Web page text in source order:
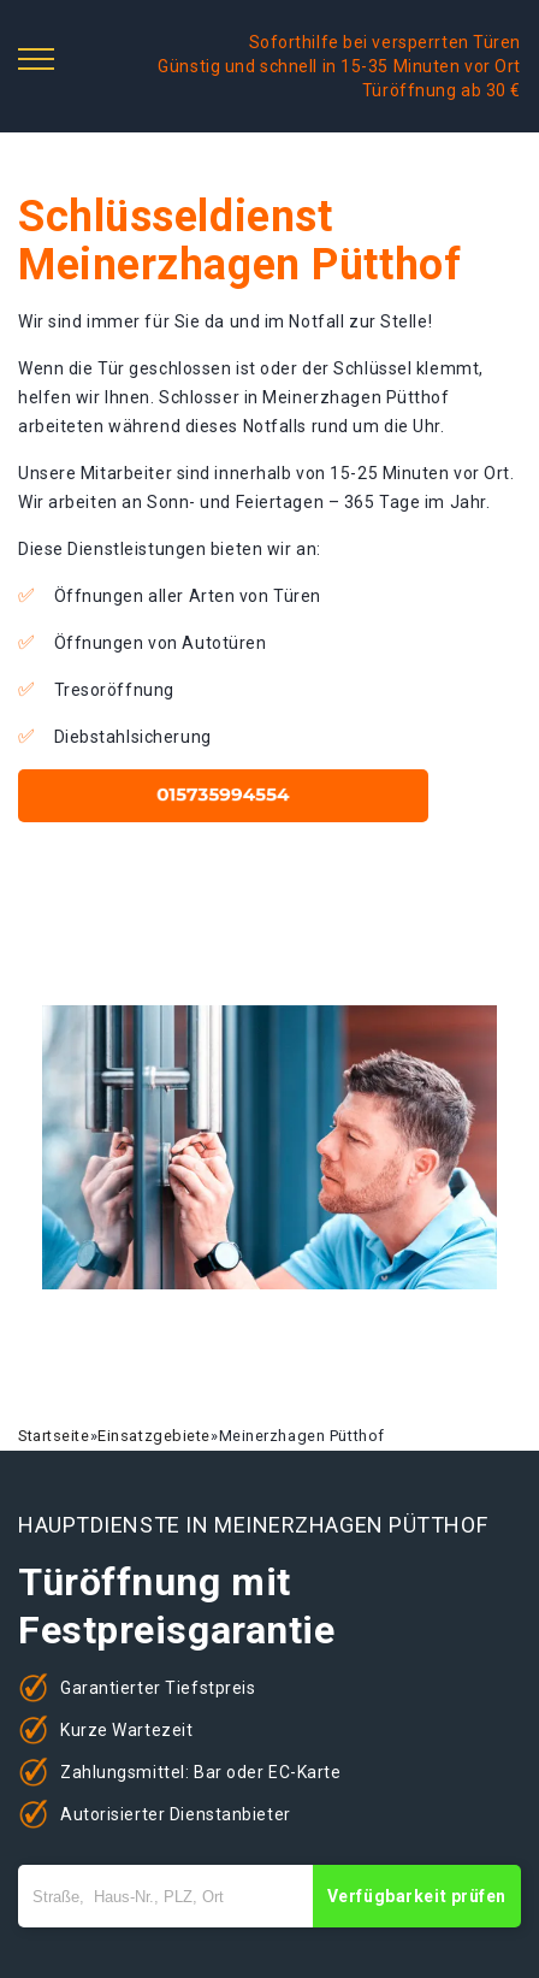
Soforthilfe bei versperrten Türen
Günstig und schnell in 15-35 Minuten vor Ort
Türöffnung ab 30 €
Schlüsseldienst
Meinerzhagen Pütthof
Wir sind immer für Sie da und im Notfall zur Stelle!
Wenn die Tür geschlossen ist oder der Schlüssel klemmt,
helfen wir Ihnen. Schlosser in Meinerzhagen Pütthof
arbeiteten während dieses Notfalls rund um die Uhr.
Unsere Mitarbeiter sind innerhalb von 15-25 Minuten vor Ort.
Wir arbeiten an Sonn- und Feiertagen – 365 Tage im Jahr.
Diese Dienstleistungen bieten wir an:
Öffnungen aller Arten von Türen
Öffnungen von Autotüren
Tresoröffnung
Diebstahlsicherung
Startseite»Einsatzgebiete»Meinerzhagen Pütthof
HAUPTDIENSTE IN MEINERZHAGEN PÜTTHOF
Türöffnung mit
Festpreisgarantie
Garantierter Tiefstpreis
Kurze Wartezeit
Zahlungsmittel: Bar oder EC-Karte
Autorisierter Dienstanbieter
Verfügbarkeit prüfen